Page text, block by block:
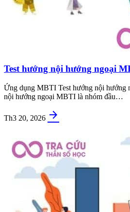
Test hướng nội hướng ngoại
Ứng dụng MBTI Test hướng nội hướng
nội hướng ngoại MBTI là nhóm đầu…
Th3 20, 2026 arrow_forward